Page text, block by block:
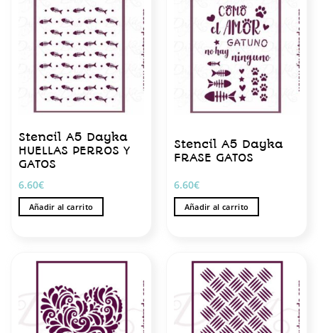
Stencil A5 Dayka
HUELLAS PERROS Y
GATOS
6.60€
Añadir al carrito
Stencil A5 Dayka
FRASE GATOS
6.60€
Añadir al carrito